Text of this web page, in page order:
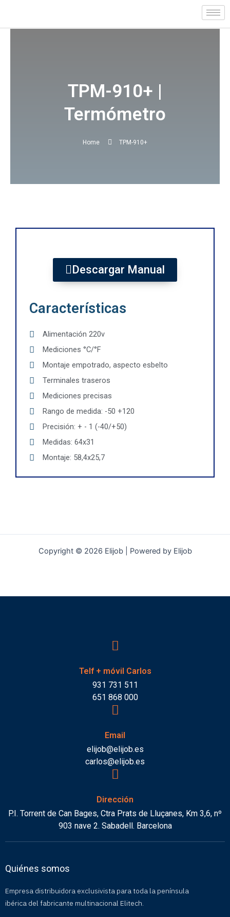
content
TPM-910+ |
Termómetro
Home TPM-910+
Descargar Manual
Características
Alimentación 220v
Mediciones °C/°F
Montaje empotrado, aspecto esbelto
Terminales traseros
Mediciones precisas
Rango de medida: -50 +120
Precisión: + - 1 (-40/+50)
Medidas: 64x31
Montaje: 58,4x25,7
Copyright © 2026 Elijob | Powered by Elijob
Telf + móvil Carlos
931 731 511
651 868 000
Email
elijob@elijob.es
carlos@elijob.es
Dirección
P.I. Torrent de Can Bages, Ctra Prats de Lluçanes, Km 3,6, nº
903 nave 2. Sabadell. Barcelona
Quiénes somos
Empresa distribuidora exclusivista para toda la península
ibérica del fabricante multinacional Elitech.